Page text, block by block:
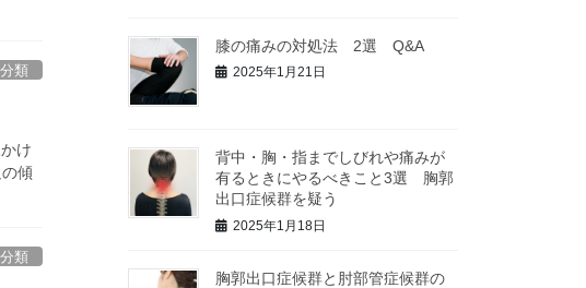
類
け
傾
類
膝の痛みの対処法 2選 Q&A
2025年1月21日
背中・胸・指までしびれや痛みが
有るときにやるべきこと3選 胸郭
出口症候群を疑う
2025年1月18日
胸郭出口症候群と肘部管症候群の